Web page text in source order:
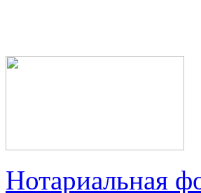
Нотариальная